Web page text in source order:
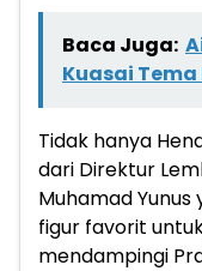
Baca Juga:
Kuasai
Tidak hanya
dari Direktur
Muhamad
figur favorit
mendampingi